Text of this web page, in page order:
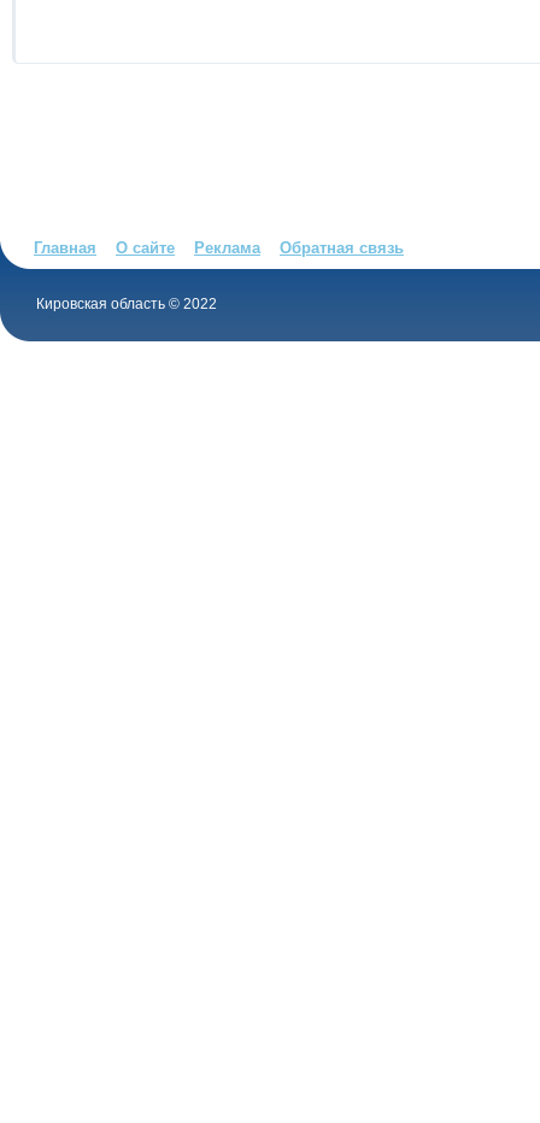
Главная О сайте Реклама Обратная связь
Кировская область © 2022